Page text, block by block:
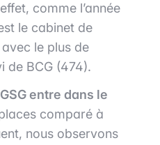
comme l’année
le cabinet de
le plus de
de BCG (474).
entre dans le
comparé à
nous observons